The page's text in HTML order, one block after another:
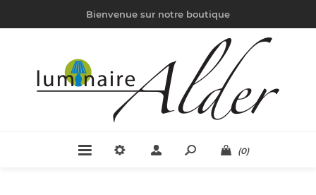
Bienvenue sur notre boutique
(0)